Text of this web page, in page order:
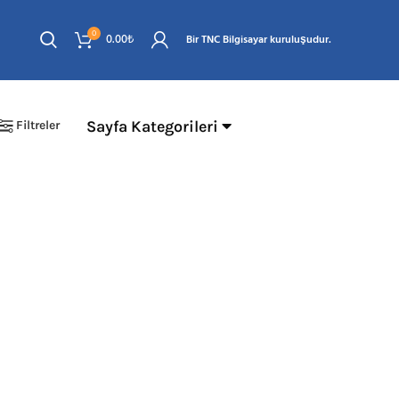
0 0.00₺ Bir TNC Bilgisayar kuruluşudur.
Sayfa Kategorileri
Filtreler